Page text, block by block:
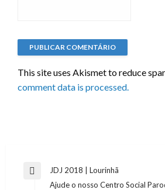
This site uses Akismet to reduce
comment data is processed.
Navegação
PreviousJDJ 2018 | Lourinhã
Ajude o nosso Centro Social